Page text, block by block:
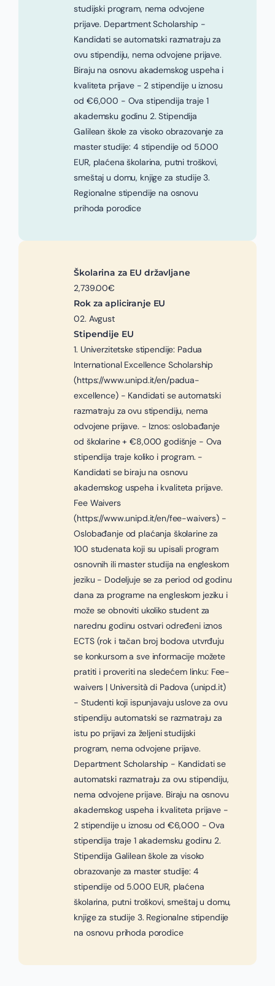
studijski program, nema odvojene
prijave. Department Scholarship -
Kandidati se automatski razmatraju za
ovu stipendiju, nema odvojene prijave.
Biraju na osnovu akademskog uspeha i
kvaliteta prijave - 2 stipendije u iznosu
od €6,000 - Ova stipendija traje 1
akademsku godinu 2. Stipendija
Galilean škole za visoko obrazovanje za
master studije: 4 stipendije od 5.000
EUR, plaćena školarina, putni troškovi,
smeštaj u domu, knjige za studije 3.
Regionalne stipendije na osnovu
prihoda porodice
Školarina za EU državljane
2,739.00€
Rok za apliciranje EU
02. Avgust
Stipendije EU
1. Univerzitetske stipendije: Padua
International Excellence Scholarship
(https://www.unipd.it/en/padua-
excellence) - Kandidati se automatski
razmatraju za ovu stipendiju, nema
odvojene prijave. - Iznos: oslobađanje
od školarine + €8,000 godišnje - Ova
stipendija traje koliko i program. -
Kandidati se biraju na osnovu
akademskog uspeha i kvaliteta prijave.
Fee Waivers
(https://www.unipd.it/en/fee-waivers) -
Oslobađanje od plaćanja školarine za
100 studenata koji su upisali program
osnovnih ili master studija na engleskom
jeziku - Dodeljuje se za period od godinu
dana za programe na engleskom jeziku i
može se obnoviti ukoliko student za
narednu godinu ostvari određeni iznos
ECTS (rok i tačan broj bodova utvrđuju
se konkursom a sve informacije možete
pratiti i proveriti na sledećem linku: Fee-
waivers | Università di Padova (unipd.it)
- Studenti koji ispunjavaju uslove za ovu
stipendiju automatski se razmatraju za
istu po prijavi za željeni studijski
program, nema odvojene prijave.
Department Scholarship - Kandidati se
automatski razmatraju za ovu stipendiju,
nema odvojene prijave. Biraju na osnovu
akademskog uspeha i kvaliteta prijave -
2 stipendije u iznosu od €6,000 - Ova
stipendija traje 1 akademsku godinu 2.
Stipendija Galilean škole za visoko
obrazovanje za master studije: 4
stipendije od 5.000 EUR, plaćena
školarina, putni troškovi, smeštaj u domu,
knjige za studije 3. Regionalne stipendije
na osnovu prihoda porodice